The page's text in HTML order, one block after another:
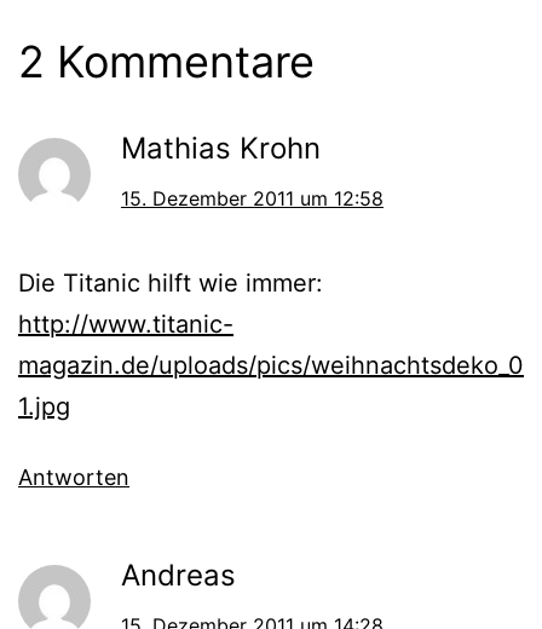
2 Kommentare
Mathias Krohn
15. Dezember 2011 um 12:58
Die Titanic hilft wie immer:
http://www.titanic-
magazin.de/uploads/pics/weihnachtsdeko_0
1.jpg
Antworten
Andreas